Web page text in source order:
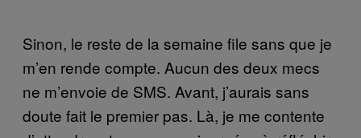
Sinon, le reste de la semaine file sans que je
m’en rende compte. Aucun des deux mecs
ne m’envoie de SMS. Avant, j’aurais sans
doute fait le premier pas. Là, je me contente